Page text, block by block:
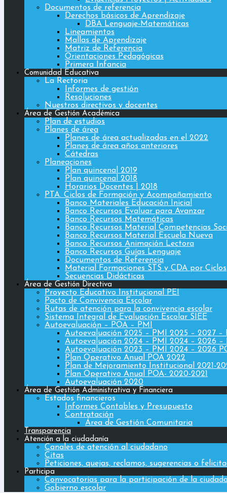
Documentos de referencia
Derechos básicos de Aprendizaje
DBA Lenguaje-Matemáticas
Lineamientos
Mallas de Aprendizaje
Matriz de Referencia
Orientaciones Pedagógicas
Primera Infancia
Comunidad Educativa
La Rectoria
Informes de gestión
Resoluciones
Nuestros directivos y docentes
Área de Gestión Académica
Plan de estudios
Planes de área
Planes de área actualizadas en el 2022
Planes de área años anteriores
Cátedras
Planeaciones
Plan quincenal 2019
Plan quincenal 2018
Horarios Docentes | 2018
PTA. Ciclos de Formación y Acompañamiento
Banco Materiales Educación Inicial
Banco Recursos Evaluar para Avanzar
Banco Recursos Matemáticas
Banco Recursos Material Competencias
Banco Recursos Material Escuela Nueva
Banco Recursos Animación Lectora
Banco Recursos Guías Lenguaje
Documentos de Referencia
Material Formaciones STS y CDA por Ciclos
Secuencias Didácticas
Área de Gestión Directiva
Proyecto Educativo Institucional PEI
Pacto de Convivencia Escolar
Rutas de atención para la convivencia escolar
Sistema Integral de Evaluación Escolar SIEE
Autoevaluación – POA – PMI
Autoevaluación 2025 – PMI 2025 – 2027 –
Autoevaluación 2024 – PMI 2024 – 2026 –
Autoevaluación 2023 – PMI 2024 – 2026
Plan Operativo Anual POA 2022
Plan de Mejoramiento Institucional 2021-
Plan Operativo Anual POA- 2020-2021
Autoevaluación 2020
Área de Gestión Administrativa y Financiera
Estados financieros
Informes Contables y Presupuesto
Contratación
Área de Gestión Comunitaria
Transparencia
Atención a la ciudadanía
Canales de atención al ciudadano
Citas
Peticiones, quejas, reclamos, sugerencias o
Participa
Convocatorias para la participación de la
Gobierno escolar